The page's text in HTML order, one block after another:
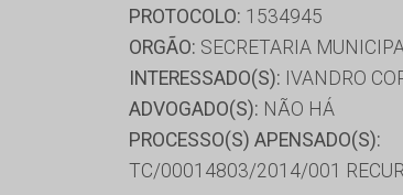
PROTOCOLO: 1534945
ORGÃO: SECRETARIA
INTERESSADO(S): IVANDRO
ADVOGADO(S): NÃO HÁ
PROCESSO(S) APENSADO(S):
TC/00014803/2014/001